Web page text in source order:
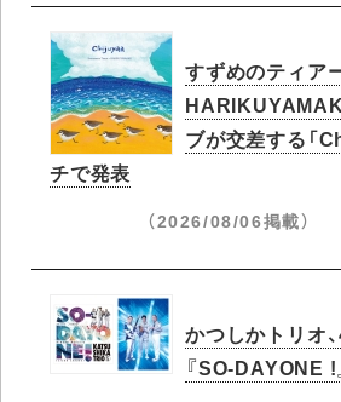
すずめのティア
ブが交差する「
チで発表
（2026/08/06掲載）
かつしかトリオ
『SO-DAYONE